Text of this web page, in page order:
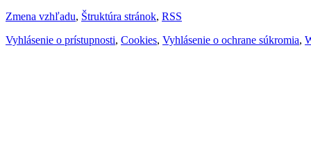
Zmena vzhľadu, Štruktúra stránok, RSS
Vyhlásenie o prístupnosti, Cookies, Vyhlásenie o ochrane súkromia,